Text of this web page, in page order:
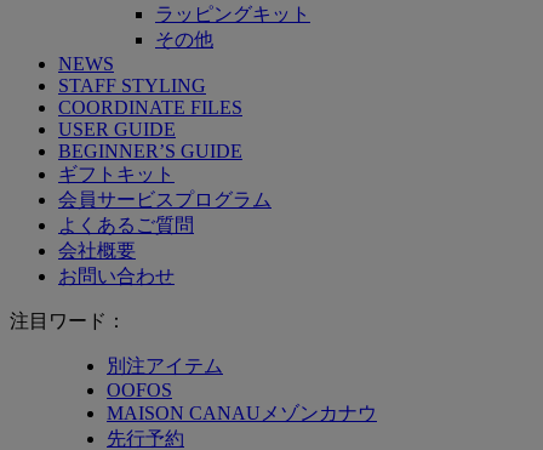
ラッピングキット
その他
NEWS
STAFF STYLING
COORDINATE FILES
USER GUIDE
BEGINNER’S GUIDE
ギフトキット
会員サービスプログラム
よくあるご質問
会社概要
お問い合わせ
注目ワード：
別注アイテム
OOFOS
MAISON CANAUメゾンカナウ
先行予約